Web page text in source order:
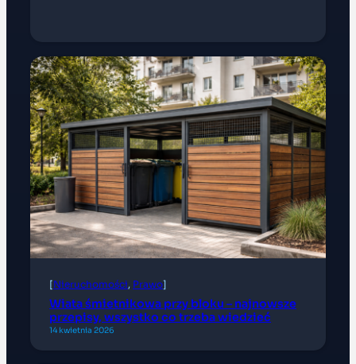
[Nieruchomości, Prawo]
Wiata śmietnikowa przy bloku – najnowsze
przepisy, wszystko co trzeba wiedzieć
14 kwietnia 2026